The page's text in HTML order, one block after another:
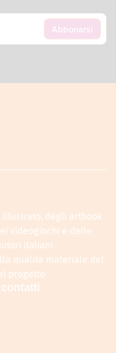
degli artbook
videogiochi e delle
italiani
qualità materiale del
progetto